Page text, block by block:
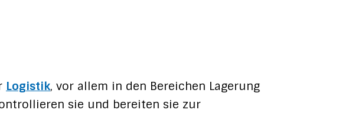
Logistik, vor allem in den Bereichen Lagerung
sie und bereiten sie zur